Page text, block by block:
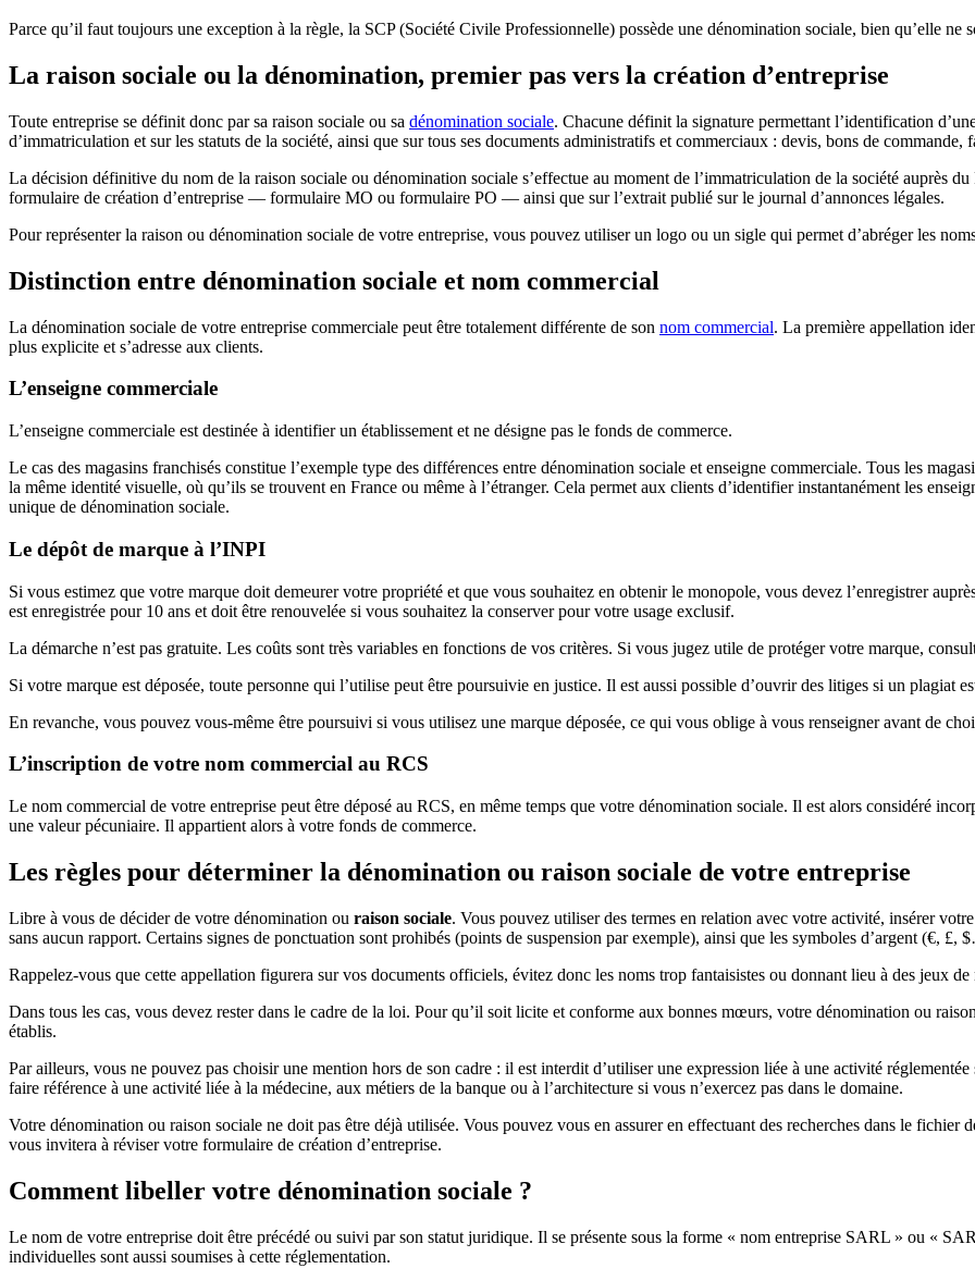
Parce qu’il faut toujours une exception à la règle, la SCP (Société Civile Professionnelle) possède une dénomination sociale, bien qu’elle ne
La raison sociale ou la dénomination, premier pas vers la création d’entreprise
Toute entreprise se définit donc par sa raison sociale ou sa dénomination sociale. Chacune définit la signature permettant l’identification
d’immatriculation et sur les statuts de la société, ainsi que sur tous ses documents administratifs et commerciaux : devis, bons de
La décision définitive du nom de la raison sociale ou dénomination sociale s’effectue au moment de l’immatriculation de la société auprès
formulaire de création d’entreprise — formulaire MO ou formulaire PO — ainsi que sur l’extrait publié sur le journal d’annonces légales.
Pour représenter la raison ou dénomination sociale de votre entreprise, vous pouvez utiliser un logo ou un sigle qui permet d’abréger les
Distinction entre dénomination sociale et nom commercial
La dénomination sociale de votre entreprise commerciale peut être totalement différente de son nom commercial. La première appellation
plus explicite et s’adresse aux clients.
L’enseigne commerciale
L’enseigne commerciale est destinée à identifier un établissement et ne désigne pas le fonds de commerce.
Le cas des magasins franchisés constitue l’exemple type des différences entre dénomination sociale et enseigne commerciale. Tous les
la même identité visuelle, où qu’ils se trouvent en France ou même à l’étranger. Cela permet aux clients d’identifier instantanément les
unique de dénomination sociale.
Le dépôt de marque à l’INPI
Si vous estimez que votre marque doit demeurer votre propriété et que vous souhaitez en obtenir le monopole, vous devez l’enregistrer
est enregistrée pour 10 ans et doit être renouvelée si vous souhaitez la conserver pour votre usage exclusif.
La démarche n’est pas gratuite. Les coûts sont très variables en fonctions de vos critères. Si vous jugez utile de protéger votre marque,
Si votre marque est déposée, toute personne qui l’utilise peut être poursuivie en justice. Il est aussi possible d’ouvrir des litiges si un plagiat
En revanche, vous pouvez vous-même être poursuivi si vous utilisez une marque déposée, ce qui vous oblige à vous renseigner avant de
L’inscription de votre nom commercial au RCS
Le nom commercial de votre entreprise peut être déposé au RCS, en même temps que votre dénomination sociale. Il est alors considéré
une valeur pécuniaire. Il appartient alors à votre fonds de commerce.
Les règles pour déterminer la dénomination ou raison sociale de votre entreprise
Libre à vous de décider de votre dénomination ou raison sociale. Vous pouvez utiliser des termes en relation avec votre activité, insérer
sans aucun rapport. Certains signes de ponctuation sont prohibés (points de suspension par exemple), ainsi que les symboles d’argent (€, £,
Rappelez-vous que cette appellation figurera sur vos documents officiels, évitez donc les noms trop fantaisistes ou donnant lieu à des jeux de
Dans tous les cas, vous devez rester dans le cadre de la loi. Pour qu’il soit licite et conforme aux bonnes mœurs, votre dénomination ou
établis.
Par ailleurs, vous ne pouvez pas choisir une mention hors de son cadre : il est interdit d’utiliser une expression liée à une activité
faire référence à une activité liée à la médecine, aux métiers de la banque ou à l’architecture si vous n’exercez pas dans le domaine.
Votre dénomination ou raison sociale ne doit pas être déjà utilisée. Vous pouvez vous en assurer en effectuant des recherches dans le
vous invitera à réviser votre formulaire de création d’entreprise.
Comment libeller votre dénomination sociale ?
Le nom de votre entreprise doit être précédé ou suivi par son statut juridique. Il se présente sous la forme « nom entreprise SARL » ou «
individuelles sont aussi soumises à cette réglementation.